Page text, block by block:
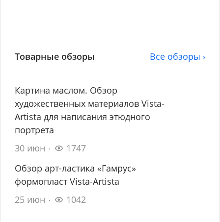
Товарные обзоры Все обзоры ›
Картина маслом. Обзор
художественных материалов Vista-
Artista для написания этюдного
портрета
30 июн
1747
Обзор арт-ластика «Гамрус»
формопласт Vista-Artista
25 июн
1042